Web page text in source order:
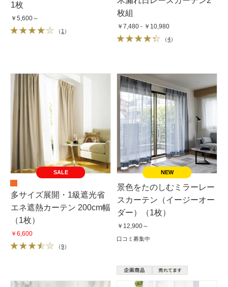
1枚
￥5,600～
（ 1 ）
枚組
￥7,480 - ￥10,980
（4）
SALE
多サイズ展開・1級遮光省
エネ遮熱カーテン 200cm幅
（1枚）
￥6,600
（9）
景色をたのしむミラーレー
スカーテン（イージーオー
ダー）（1枚）
￥12,900～
口コミ募集中